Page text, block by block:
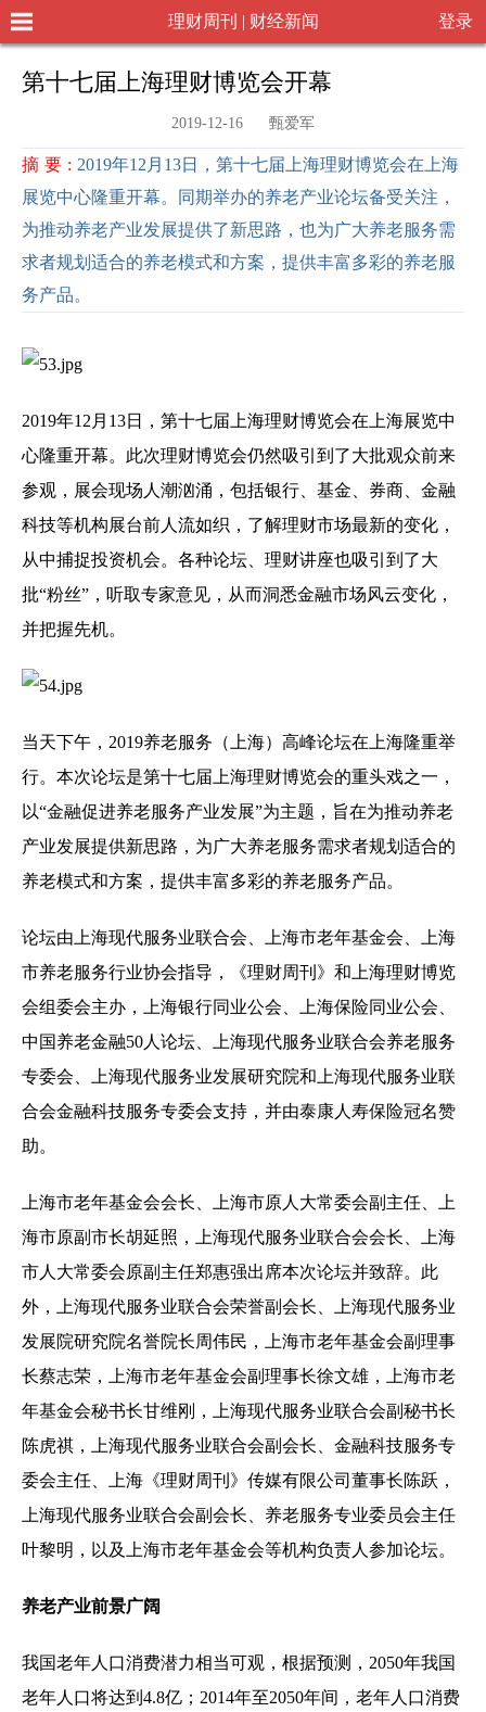
理财周刊 | 财经新闻 登录
第十七届上海理财博览会开幕
2019-12-16 甄爱军
摘要: 2019年12月13日，第十七届上海理财博览会在上海
展览中心隆重开幕。同期举办的养老产业论坛备受关注，
为推动养老产业发展提供了新思路，也为广大养老服务需
求者规划适合的养老模式和方案，提供丰富多彩的养老服
务产品。
2019年12月13日，第十七届上海理财博览会在上海展览中
心隆重开幕。此次理财博览会仍然吸引到了大批观众前来
参观，展会现场人潮汹涌，包括银行、基金、券商、金融
科技等机构展台前人流如织，了解理财市场最新的变化，
从中捕捉投资机会。各种论坛、理财讲座也吸引到了大
批“粉丝”，听取专家意见，从而洞悉金融市场风云变化，
并把握先机。
当天下午，2019养老服务（上海）高峰论坛在上海隆重举
行。本次论坛是第十七届上海理财博览会的重头戏之一，
以“金融促进养老服务产业发展”为主题，旨在为推动养老
产业发展提供新思路，为广大养老服务需求者规划适合的
养老模式和方案，提供丰富多彩的养老服务产品。
论坛由上海现代服务业联合会、上海市老年基金会、上海
市养老服务行业协会指导，《理财周刊》和上海理财博览
会组委会主办，上海银行同业公会、上海保险同业公会、
中国养老金融50人论坛、上海现代服务业联合会养老服务
专委会、上海现代服务业发展研究院和上海现代服务业联
合会金融科技服务专委会支持，并由泰康人寿保险冠名赞
助。
上海市老年基金会会长、上海市原人大常委会副主任、上
海市原副市长胡延照，上海现代服务业联合会会长、上海
市人大常委会原副主任郑惠强出席本次论坛并致辞。此
外，上海现代服务业联合会荣誉副会长、上海现代服务业
发展院研究院名誉院长周伟民，上海市老年基金会副理事
长蔡志荣，上海市老年基金会副理事长徐文雄，上海市老
年基金会秘书长甘维刚，上海现代服务业联合会副秘书长
陈虎祺，上海现代服务业联合会副会长、金融科技服务专
委会主任、上海《理财周刊》传媒有限公司董事长陈跃，
上海现代服务业联合会副会长、养老服务专业委员会主任
叶黎明，以及上海市老年基金会等机构负责人参加论坛。
养老产业前景广阔
我国老年人口消费潜力相当可观，根据预测，2050年我国
老年人口将达到4.8亿；2014年至2050年间，老年人口消费